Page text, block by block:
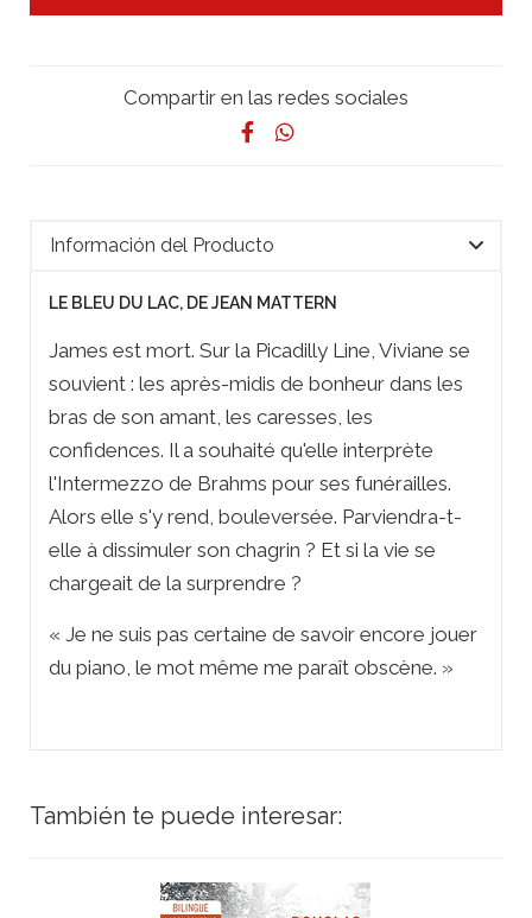
Compartir en las redes sociales
Información del Producto
LE BLEU DU LAC, DE JEAN MATTERN
James est mort. Sur la Picadilly Line, Viviane se
souvient : les après-midis de bonheur dans les
bras de son amant, les caresses, les
confidences. Il a souhaité qu'elle interprète
l'Intermezzo de Brahms pour ses funérailles.
Alors elle s'y rend, bouleversée. Parviendra-t-
elle à dissimuler son chagrin ? Et si la vie se
chargeait de la surprendre ?
« Je ne suis pas certaine de savoir encore jouer
du piano, le mot même me paraît obscène. »
También te puede interesar: